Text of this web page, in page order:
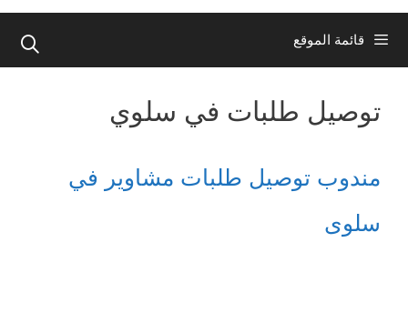
قائمة الموقع
توصيل طلبات في سلوي
مندوب توصيل طلبات مشاوير في
سلوى